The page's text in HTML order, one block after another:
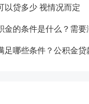
以贷多少 视情况而定
的条件是什么？需要满
公积金贷款被拒后去申请商业住房